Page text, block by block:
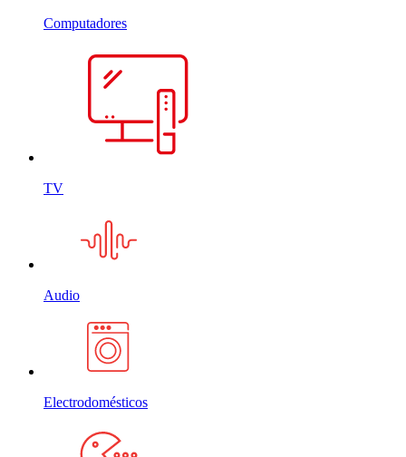
Computadores
TV
Audio
Electrodomésticos